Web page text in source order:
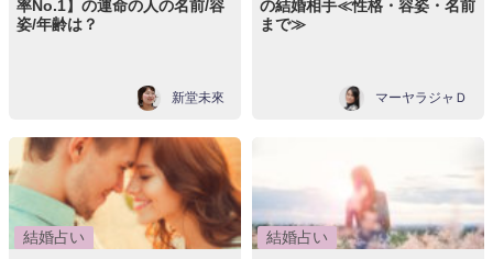
率No.1】の運命の人の名前/容
姿/年齢は？
新堂未來
の結婚相手≪性格・容姿・名前
まで≫
マーヤラジャＤ
結婚占い
結婚占い